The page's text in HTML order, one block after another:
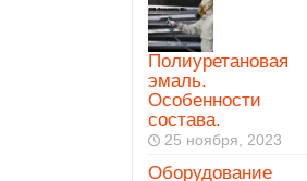
Полиуретановая
эмаль.
Особенности
состава.
25 ноября, 2023
Оборудование